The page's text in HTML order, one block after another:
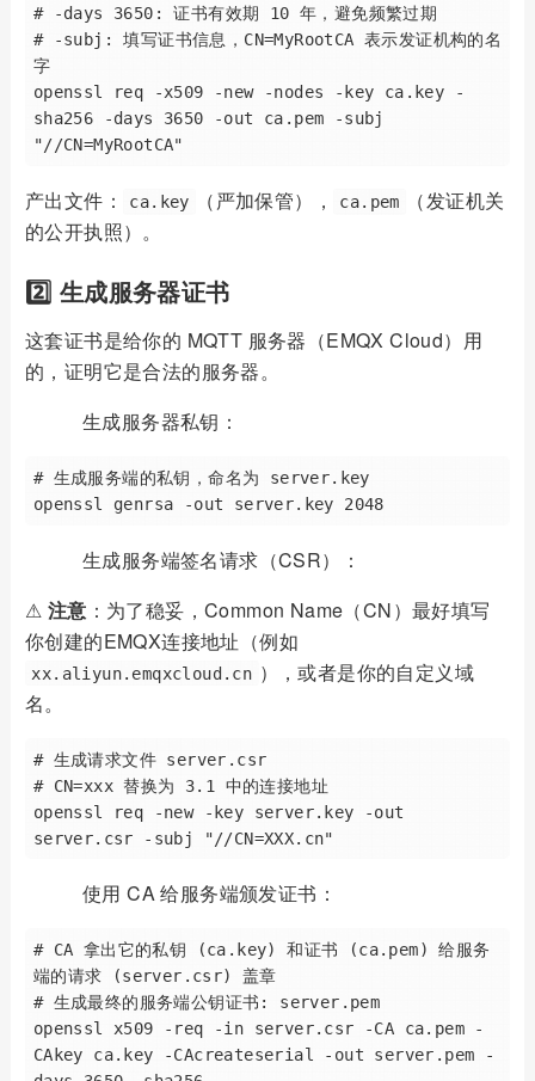
# -days 3650: 证书有效期 10 年，避免频繁过期
# -subj: 填写证书信息，CN=MyRootCA 表示发证机构的名
字
openssl req -x509 -new -nodes -key ca.key -
sha256 -days 3650 -out ca.pem -subj
产出文件： ca.key （严加保管）， ca.pem
（发证机关
的公开执照）。
2️⃣ 生成服务器证书
这套证书是给你的 MQTT 服务器（EMQX Cloud）用
的，证明它是合法的服务器。
生成服务器私钥：
# 生成服务端的私钥，命名为 server.key
生成服务端签名请求（CSR）：
⚠️ 注意 ：为了稳妥，Common Name（CN）最好填写
你创建的EMQX连接地址（例如
xx.aliyun.emqxcloud.cn ），或者是你的自定义域
名。
# 生成请求文件 server.csr
# CN=xxx 替换为 3.1 中的连接地址
openssl req -new -key server.key -out
使用 CA 给服务端颁发证书：
# CA 拿出它的私钥 (ca.key) 和证书 (ca.pem) 给服务
端的请求 (server.csr) 盖章
# 生成最终的服务端公钥证书: server.pem
openssl x509 -req -in server.csr -CA ca.pem -
CAkey ca.key -CAcreateserial -out server.pem -